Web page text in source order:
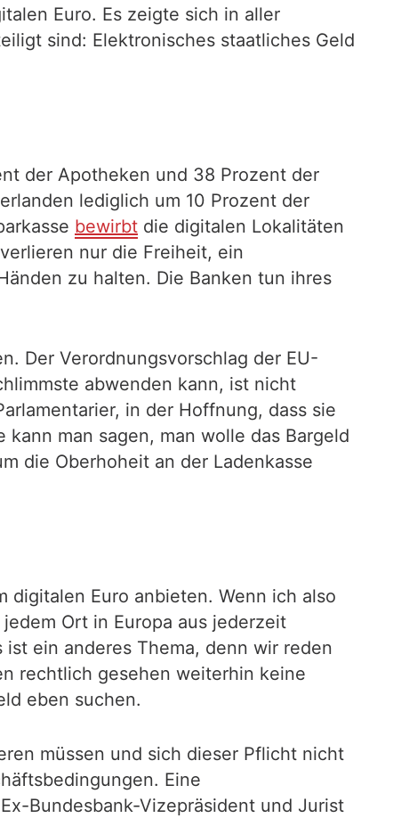
Euro. Es zeigte sich in aller
sind: Elektronisches staatliches Geld
der Apotheken und 38 Prozent der
lediglich um 10 Prozent der
bewirbt die digitalen Lokalitäten
nur die Freiheit, ein
zu halten. Die Banken tun ihres
Der Verordnungsvorschlag der EU-
abwenden kann, ist nicht
in der Hoffnung, dass sie
man sagen, man wolle das Bargeld
die Oberhoheit an der Ladenkasse
digitalen Euro anbieten. Wenn ich also
Ort in Europa aus jederzeit
ein anderes Thema, denn wir reden
rechtlich gesehen weiterhin keine
eben suchen.
müssen und sich dieser Pflicht nicht
Eine
Bundesbank-Vizepräsident und Jurist